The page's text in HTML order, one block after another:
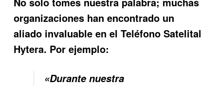
organizaciones han encontrado un
aliado invaluable en elTeléfono Satelital
Hytera. Por ejemplo:
«Durante nuestra